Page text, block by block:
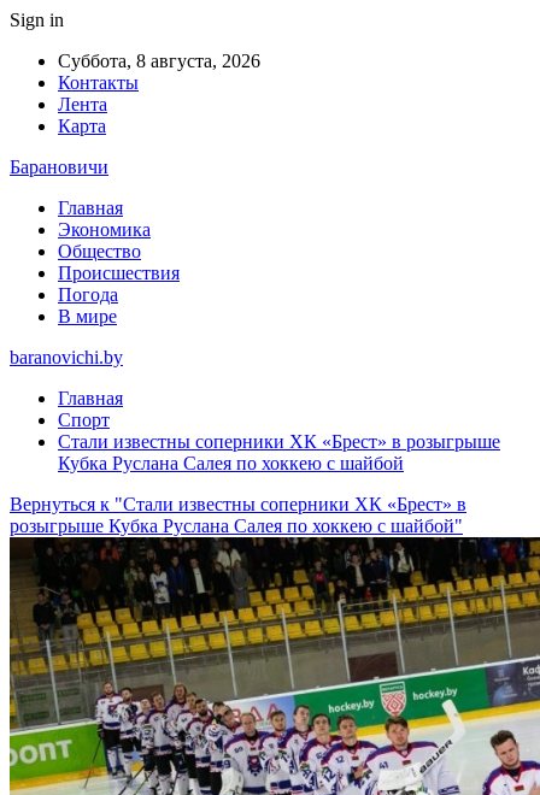
Sign in
Суббота, 8 августа, 2026
Контакты
Лента
Карта
Барановичи
Главная
Экономика
Общество
Происшествия
Погода
В мире
baranovichi.by
Главная
Спорт
Стали известны соперники ХК «Брест» в розыгрыше
Кубка Руслана Салея по хоккею с шайбой
Вернуться к "Стали известны соперники ХК «Брест» в
розыгрыше Кубка Руслана Салея по хоккею с шайбой"